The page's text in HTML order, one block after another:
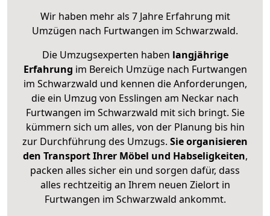
Wir haben mehr als 7 Jahre Erfahrung mit
Umzügen nach Furtwangen im Schwarzwald.
Die Umzugsexperten haben langjährige
Erfahrung im Bereich Umzüge nach Furtwangen
im Schwarzwald und kennen die Anforderungen,
die ein Umzug von Esslingen am Neckar nach
Furtwangen im Schwarzwald mit sich bringt. Sie
kümmern sich um alles, von der Planung bis hin
zur Durchführung des Umzugs. Sie organisieren
den Transport Ihrer Möbel und Habseligkeiten,
packen alles sicher ein und sorgen dafür, dass
alles rechtzeitig an Ihrem neuen Zielort in
Furtwangen im Schwarzwald ankommt.